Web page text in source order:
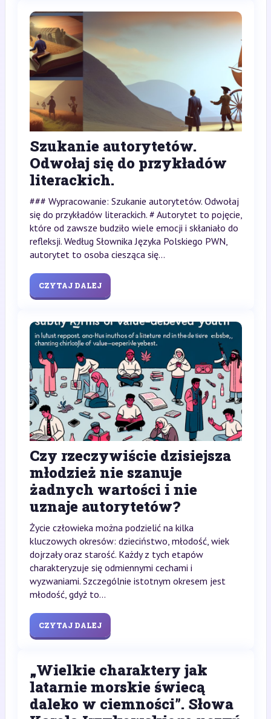
Szukanie autorytetów.
Odwołaj się do przykładów
literackich.
### Wypracowanie: Szukanie autorytetów. Odwołaj
się do przykładów literackich. # Autorytet to pojęcie,
które od zawsze budziło wiele emocji i skłaniało do
refleksji. Według Słownika Języka Polskiego PWN,
autorytet to osoba ciesząca się...
CZYTAJ DALEJ
Czy rzeczywiście dzisiejsza
młodzież nie szanuje
żadnych wartości i nie
uznaje autorytetów?
Życie człowieka można podzielić na kilka
kluczowych okresów: dzieciństwo, młodość, wiek
dojrzały oraz starość. Każdy z tych etapów
charakteryzuje się odmiennymi cechami i
wyzwaniami. Szczególnie istotnym okresem jest
młodość, gdyż to...
CZYTAJ DALEJ
„Wielkie charaktery jak
latarnie morskie świecą
daleko w ciemności”. Słowa